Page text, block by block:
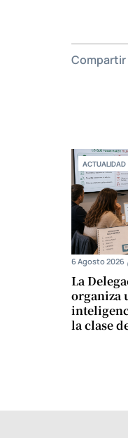
Compartir
ACTUALIDAD
La
organiza
la clase
6 Agosto 2026